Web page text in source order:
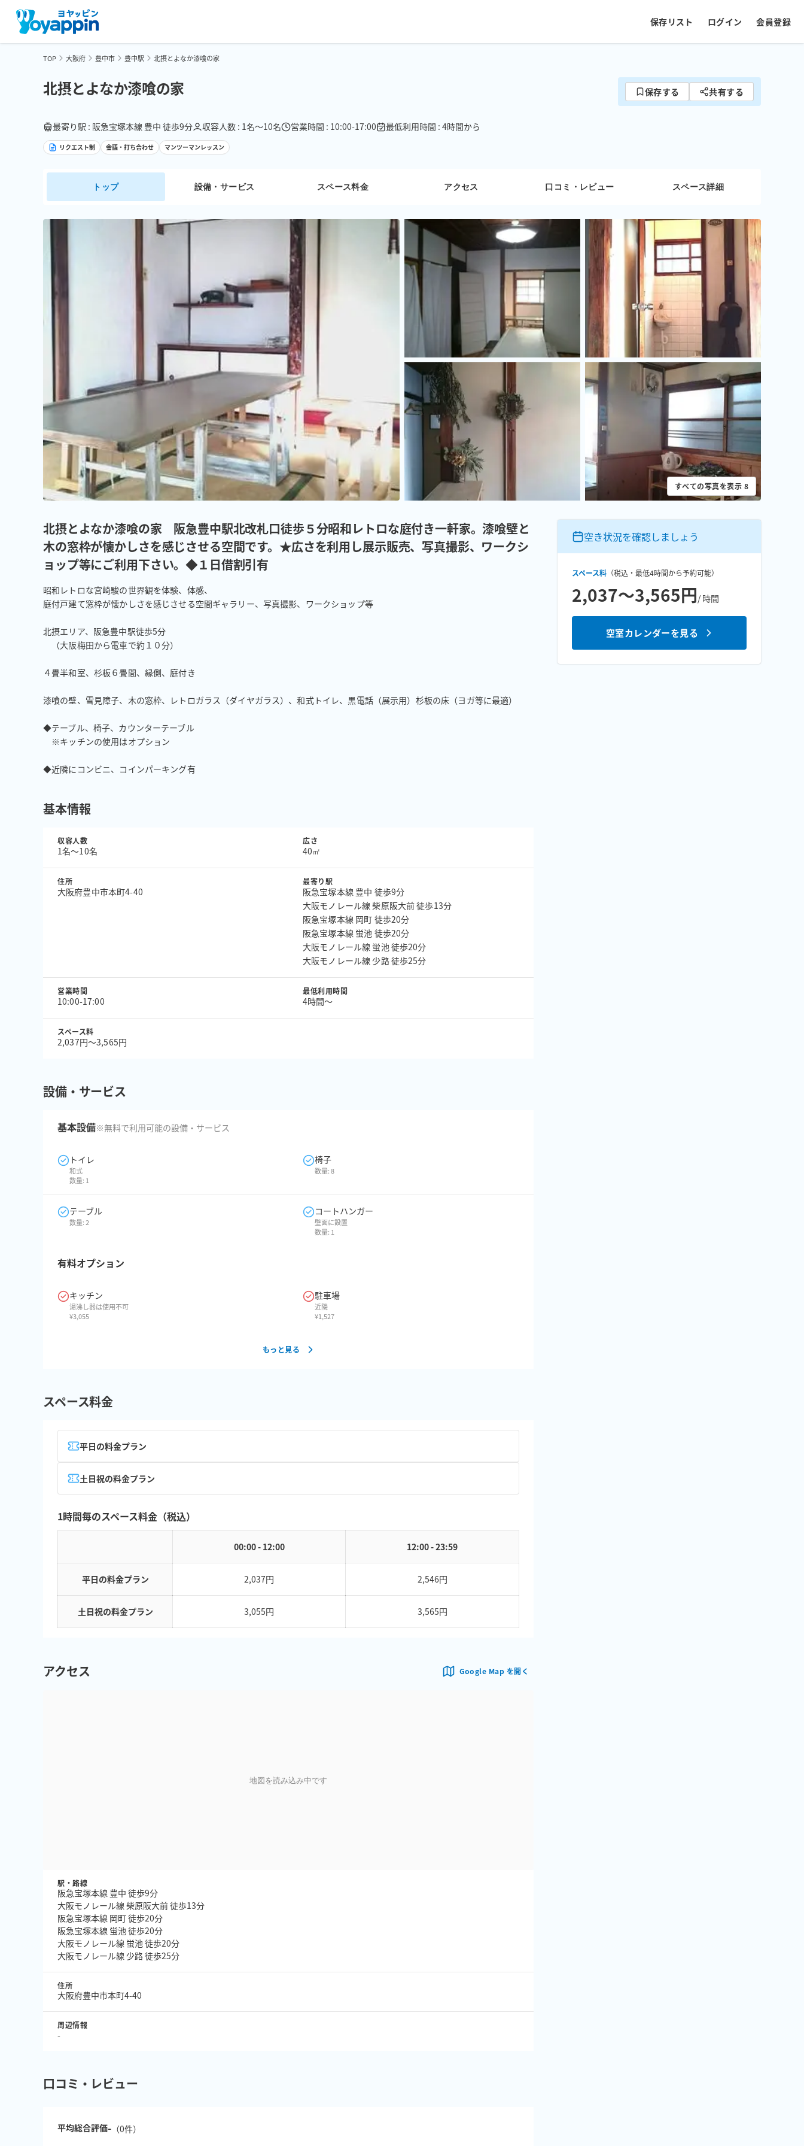
保存リスト ログイン 会員登録
TOP 大阪府 豊中市 豊中駅 北摂とよなか漆喰の家
すべての写真を表示 8
北摂とよなか漆喰の家 保存する 共有する
最寄り駅 : 阪急宝塚本線 豊中 徒歩9分 収容人数 : 1名〜10名 営業時間 : 10:00-17:00 最低利用時間 : 4時間から
リクエスト制 会議・打ち合わせ マンツーマンレッスン
トップ 設備・サービス スペース料金 アクセス 口コミ・レビュー スペース詳細
北摂とよなか漆喰の家 阪急豊中駅北改札口徒歩５分昭和レトロな庭付き一軒家。漆喰壁と
木の窓枠が懐かしさを感じさせる空間です。★広さを利用し展示販売、写真撮影、ワークシ
ョップ等にご利用下さい。◆１日借割引有
昭和レトロな宮崎駿の世界観を体験、体感、
庭付戸建て窓枠が懐かしさを感じさせる空間ギャラリー、写真撮影、ワークショップ等
北摂エリア、阪急豊中駅徒歩5分
（大阪梅田から電車で約１０分）
４畳半和室、杉板６畳間、縁側、庭付き
漆喰の壁、雪見障子、木の窓枠、レトロガラス（ダイヤガラス）、和式トイレ、黒電話（展示用）杉板の床（ヨガ等に最適）
◆テーブル、椅子、カウンターテーブル
※キッチンの使用はオプション
◆近隣にコンビニ、コインパーキング有
基本情報
収容人数
1名〜10名
広さ
40㎡
住所
大阪府豊中市本町4-40
最寄り駅
阪急宝塚本線 豊中 徒歩9分
大阪モノレール線 柴原阪大前 徒歩13分
阪急宝塚本線 岡町 徒歩20分
阪急宝塚本線 蛍池 徒歩20分
大阪モノレール線 蛍池 徒歩20分
大阪モノレール線 少路 徒歩25分
営業時間
10:00-17:00
最低利用時間
4時間〜
スペース料
2,037円〜3,565円
設備・サービス
基本設備※無料で利用可能の設備・サービス
トイレ
和式
数量: 1
椅子
数量:8
テーブル
数量:2
コートハンガー
壁面に設置
数量: 1
有料オプション
キッチン
湯沸し器は使用不可
¥3,055
駐車場
近隣
¥1,527
もっと見る
スペース料金
平日の料金プラン
土日祝の料金プラン
1時間毎のスペース料金（税込）
00:00 - 12:00 12:00 - 23:59
平日の料金プラン 2,037円 2,546円
土日祝の料金プラン 3,055円 3,565円
アクセス Google Map を開く
地図を読み込み中です
駅・路線
阪急宝塚本線 豊中 徒歩9分
大阪モノレール線 柴原阪大前 徒歩13分
阪急宝塚本線 岡町 徒歩20分
阪急宝塚本線 蛍池 徒歩20分
大阪モノレール線 蛍池 徒歩20分
大阪モノレール線 少路 徒歩25分
住所
大阪府豊中市本町4-40
周辺情報
-
口コミ・レビュー
平均総合評価-（0件）
空き状況を確認しましょう
スペース料 （税込・最低4時間から予約可能）
2,037〜3,565円/ 時間
空室カレンダーを見る